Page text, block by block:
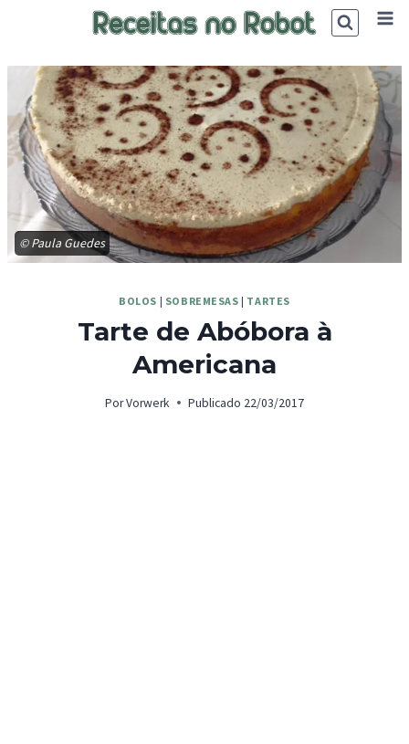
© Paula Guedes
BOLOS | SOBREMESAS | TARTES
Tarte de Abóbora à
Americana
PorVorwerk Publicado 22/03/2017